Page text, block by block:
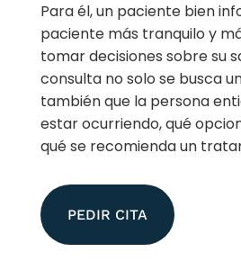
Para él, un paciente bien
paciente más tranquilo y
tomar decisiones sobre su
consulta no solo se busca
también que la persona
estar ocurriendo, qué
qué se recomienda un
PEDIR CITA